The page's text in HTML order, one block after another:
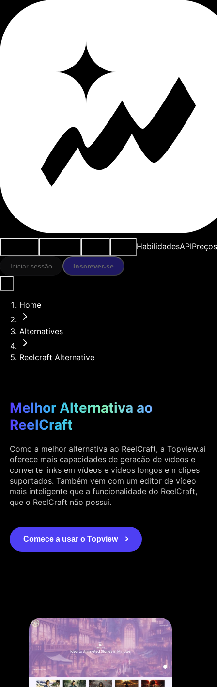
HabilidadesAPIPreços
Iniciar sessão Inscrever-se
Home
Alternatives
Reelcraft Alternative
Melhor Alternativa ao
ReelCraft
Como a melhor alternativa ao ReelCraft, a Topview.ai
oferece mais capacidades de geração de vídeos e
converte links em vídeos e vídeos longos em clipes
suportados. Também vem com um editor de vídeo
mais inteligente que a funcionalidade do ReelCraft,
que o ReelCraft não possui.
Comece a usar o Topview